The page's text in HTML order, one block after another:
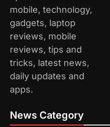
mobile, technology,
gadgets, laptop
reviews, mobile
reviews, tips and
tricks, latest news,
daily updates and
apps.
News Category